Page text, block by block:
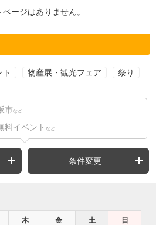
ージはありません。
物産展・観光フェア 祭り
市 など
料イベント など
条件変更
木 金 土 日